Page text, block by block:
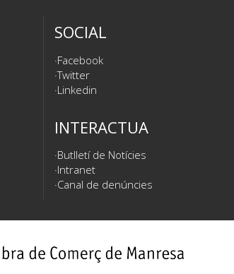
SOCIAL
Facebook
Twitter
Linkedin
INTERACTUA
Butlletí de Notícies
Intranet
Canal de denúncies